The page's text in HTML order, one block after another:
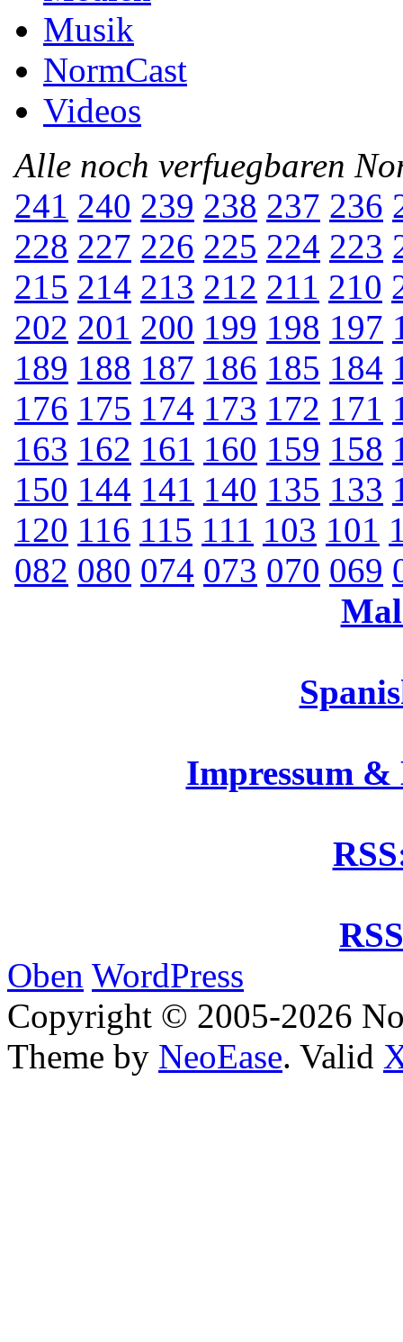
Musik
NormCast
Videos
Alle noch verfuegbaren
241 240 239 238 237 236
228 227 226 225 224 223
215 214 213 212 211 210
202 201 200 199 198 197
189 188 187 186 185 184
176 175 174 173 172 171
163 162 161 160 159 158
150 144 141 140 135 133
120 116 115 111 103 101
082 080 074 073 070 069
Impressum
Oben WordPress
Copyright © 2005-2026
Theme by NeoEase. Valid